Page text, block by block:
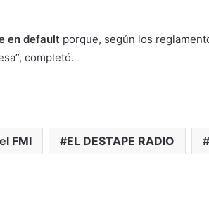
en default porque, según los
completó.
FMI EL DESTAPE RADIO